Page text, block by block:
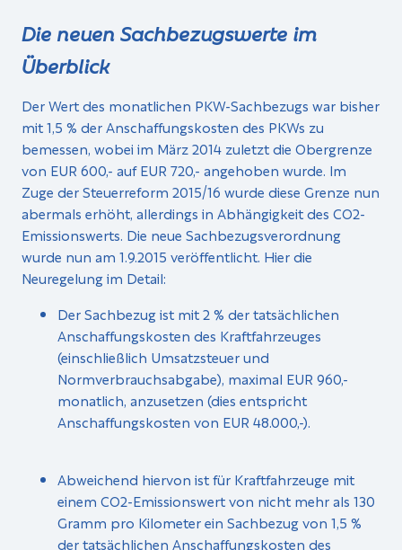
Die neuen Sachbezugswerte im
Überblick
Der Wert des monatlichen PKW-Sachbezugs war bisher
mit 1,5 % der Anschaffungskosten des PKWs zu
bemessen, wobei im März 2014 zuletzt die Obergrenze
von EUR 600,- auf EUR 720,- angehoben wurde. Im
Zuge der Steuerreform 2015/16 wurde diese Grenze nun
abermals erhöht, allerdings in Abhängigkeit des CO2-
Emissionswerts. Die neue Sachbezugsverordnung
wurde nun am 1.9.2015 veröffentlicht. Hier die
Neuregelung im Detail:
Der Sachbezug ist mit 2 % der tatsächlichen
Anschaffungskosten des Kraftfahrzeuges
(einschließlich Umsatzsteuer und
Normverbrauchsabgabe), maximal EUR 960,-
monatlich, anzusetzen (dies entspricht
Anschaffungskosten von EUR 48.000,-).
Abweichend hiervon ist für Kraftfahrzeuge mit
einem CO2-Emissionswert von nicht mehr als 130
Gramm pro Kilometer ein Sachbezug von 1,5 %
der tatsächlichen Anschaffungskosten des